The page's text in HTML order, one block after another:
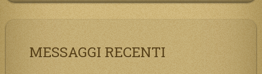
MESSAGGI RECENTI